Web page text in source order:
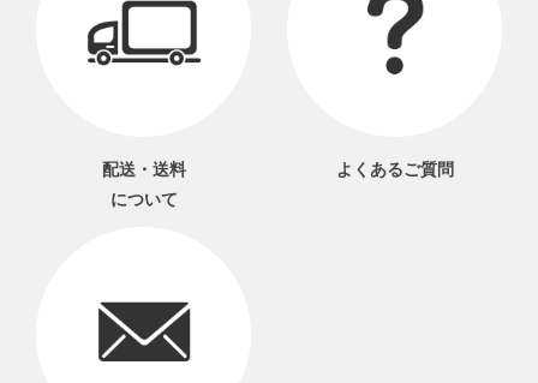
配送・送料
について
よくあるご質問